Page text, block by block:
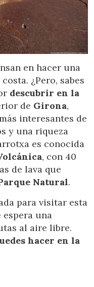
en hacer una
¿Pero, sabes
descubrir en la
de Girona,
interesantes de
y una riqueza
es conocida
, con 40
de lava que
Natural.
para visitar esta
espera una
al aire libre.
hacer en la